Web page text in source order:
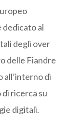
dedicato al
degli over
delle Fiandre
all’interno di
ricerca su
digitali.